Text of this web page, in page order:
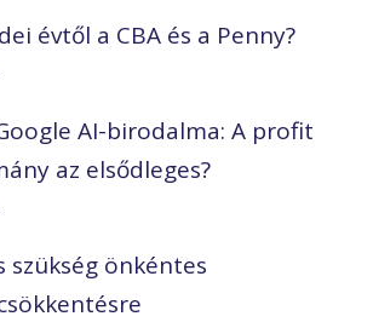
évtől a CBA és a Penny?
AI-birodalma: A profit
az elsődleges?
szükség önkéntes